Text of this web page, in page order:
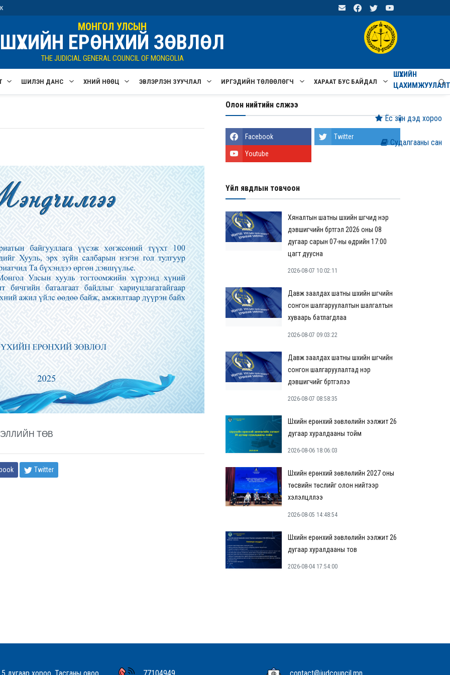
МОНГОЛ УЛСЫН
ШҮҮХИЙН ЕРӨНХИЙ ЗӨВЛӨЛ
THE JUDICIAL GENERAL COUNCIL OF MONGOLIA
ШИЛЭН ДАНС ХҮНИЙ НӨӨЦ ЭВЛЭРҮҮЛЭН ЗУУЧЛАЛ ИРГЭДИЙН ТӨЛӨӨЛӨГЧ ХАРААТ БУС БАЙДАЛ
ШҮҮХИЙН
ТӨВ
Twitter
Олон нийтийн сүлжээ
Facebook Twitter
Youtube
Үйл явдлын товчоон
Хяналтын шатны шүүхийн шүүгчид нэр
дэвшигчийн бүртгэл 2026 оны 08
дугаар сарын 07-ны өдрийн 17:00
цагт дуусна
2026-08-07 10:02:11
Давж заалдах шатны шүүхийн шүүгчийн
сонгон шалгаруулалтын шалгалтын
хуваарь батлагдлаа
2026-08-07 09:03:22
Давж заалдах шатны шүүхийн шүүгчийн
сонгон шалгаруулалтад нэр
дэвшигчийг бүртгэлээ
2026-08-07 08:58:35
Шүүхийн ерөнхий зөвлөлийн ээлжит 26
дугаар хуралдааны тойм
2026-08-06 18:06:03
Шүүхийн ерөнхий зөвлөлийн 2027 оны
төсвийн төслийг олон нийтээр
хэлэлцүүллээ
2026-08-05 14:48:54
Шүүхийн ерөнхий зөвлөлийн ээлжит 26
дугаар хуралдааны тов
2026-08-04 17:54:00
Судалгааны сан
Ёс зүйн дэд хороо